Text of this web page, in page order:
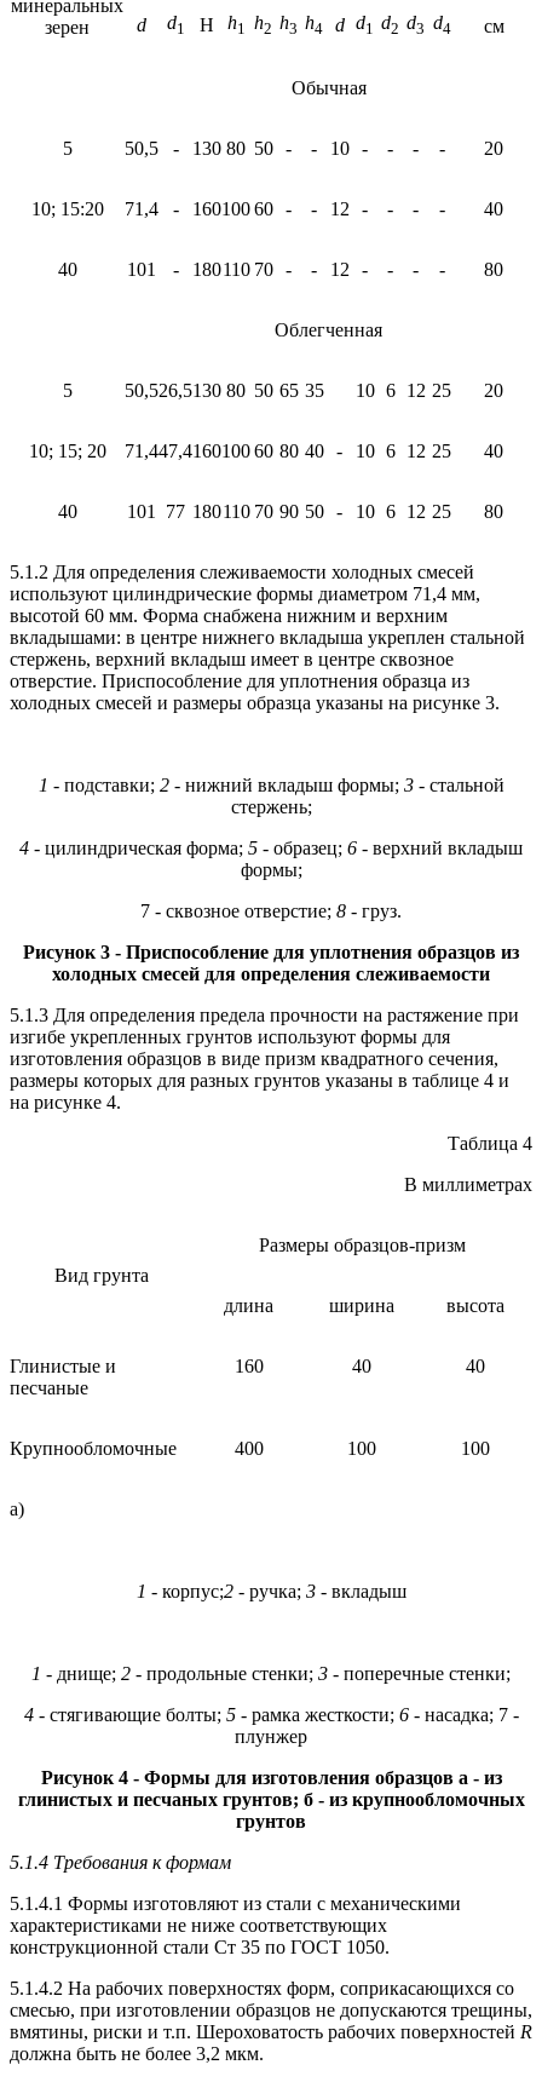
минеральных
зерен
см
d d1 H h1 h2 h3 h4 d d1 d2 d3 d4
Обычная
5 50,5 - 130 80 50 - - 10 - - - - 20
10; 15:20 71,4 - 16010060 - - 12 - - - - 40
40 101 - 180110 70 - - 12 - - - - 80
Облегченная
5 50,526,5130 80 50 65 35 10 6 12 25 20
10; 15; 20 71,447,416010060 80 40 - 10 6 12 25 40
40 101 77 180110 70 90 50 - 10 6 12 25 80
5.1.2 Для определения слеживаемости холодных смесей
используют цилиндрические формы диаметром 71,4 мм,
высотой 60 мм. Форма снабжена нижним и верхним
вкладышами: в центре нижнего вкладыша укреплен стальной
стержень, верхний вкладыш имеет в центре сквозное
отверстие. Приспособление для уплотнения образца из
холодных смесей и размеры образца указаны на рисунке 3.
1 - подставки; 2 -нижний вкладыш формы; 3 -стальной
стержень;
4 - цилиндрическая форма; 5 - образец; 6 - верхний вкладыш
формы;
7 - сквозное отверстие; 8 - груз.
Рисунок 3 - Приспособление для уплотнения образцов из
холодных смесей для определения слеживаемости
5.1.3 Для определения предела прочности на растяжение при
изгибе укрепленных грунтов используют формы для
изготовления образцов в виде призм квадратного сечения,
размеры которых для разных грунтов указаны в таблице 4 и
на рисунке 4.
Таблица 4
В миллиметрах
Вид грунта
Размеры образцов-призм
длина ширина высота
Глинистые и
песчаные
160 40 40
Крупнообломочные 400 100 100
a)
1 - корпус;2-ручка; 3 -вкладыш
1 - днище; 2 - продольные стенки; 3 - поперечные стенки;
4 -стягивающие болты; 5 -рамка жесткости; 6 - насадка; 7 -
плунжер
Рисунок 4 - Формы для изготовления образцов а - из
глинистых и песчаных грунтов; б - из крупнообломочных
грунтов
5.1.4 Требования к формам
5.1.4.1 Формы изготовляют из стали с механическими
характеристиками не ниже соответствующих
конструкционной стали Ст 35 по ГОСТ 1050.
5.1.4.2 На рабочих поверхностях форм, соприкасающихся со
смесью, при изготовлении образцов не допускаются трещины,
вмятины, риски и т.п. Шероховатость рабочих поверхностей R
должна быть не более 3,2 мкм.